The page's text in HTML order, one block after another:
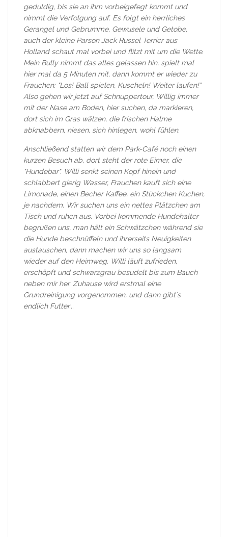
geduldig, bis sie an ihm vorbeigefegt kommt und
nimmt die Verfolgung auf. Es folgt ein herrliches
Gerangel und Gebrumme, Gewusele und Getobe,
auch der kleine Parson Jack Russel Terrier aus
Holland schaut mal vorbei und flitzt mit um die Wette.
Mein Bully nimmt das alles gelassen hin, spielt mal
hier mal da 5 Minuten mit, dann kommt er wieder zu
Frauchen: "Los! Ball spielen, Kuscheln! Weiter laufen!"
Also gehen wir jetzt auf Schnuppertour, Willig immer
mit der Nase am Boden, hier suchen, da markieren,
dort sich im Gras wälzen, die frischen Halme
abknabbern, niesen, sich hinlegen, wohl fühlen.
Anschließend statten wir dem Park-Café noch einen
kurzen Besuch ab, dort steht der rote Eimer, die
"Hundebar". Willi senkt seinen Kopf hinein und
schlabbert gierig Wasser, Frauchen kauft sich eine
Limonade, einen Becher Kaffee, ein Stückchen Kuchen,
je nachdem. Wir suchen uns ein nettes Plätzchen am
Tisch und ruhen aus. Vorbei kommende Hundehalter
begrüßen uns, man hält ein Schwätzchen während sie
die Hunde beschnüffeln und ihrerseits Neuigkeiten
austauschen, dann machen wir uns so langsam
wieder auf den Heimweg. Willi läuft zufrieden,
erschöpft und schwarzgrau besudelt bis zum Bauch
neben mir her. Zuhause wird erstmal eine
Grundreinigung vorgenommen, und dann gibt´s
endlich Futter...